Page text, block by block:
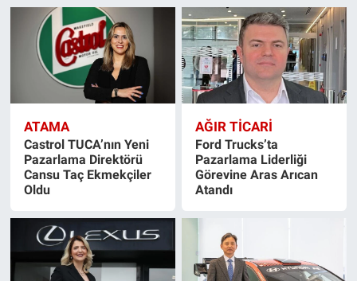
ATAMA
Castrol TUCA’nın Yeni
Pazarlama Direktörü
Cansu Taç Ekmekçiler
Oldu
AĞIR TİCARİ
Ford Trucks’ta
Pazarlama Liderliği
Görevine Aras Arıcan
Atandı